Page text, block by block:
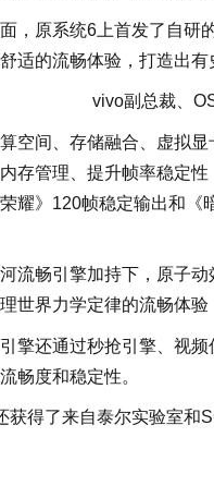
，原系统6上首发了自研
适的流畅体验，打造出有
vivo副总裁、
空间、存储融合、虚拟
存管理、提升帧率稳定
耀》120帧稳定输出和《
流畅引擎加持下，原子
世界力学定律的流畅体验
擎还通过秒抢引擎、视
畅度和稳定性。
获得了来自泰尔实验室和